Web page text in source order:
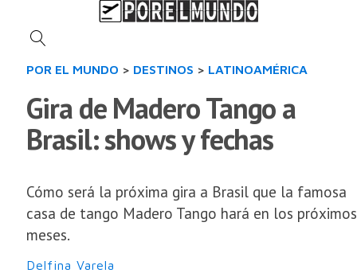
POR EL MUNDO > DESTINOS > LATINOAMÉRICA
Gira de Madero Tango a
Brasil: shows y fechas
Cómo será la próxima gira a Brasil que la famosa
casa de tango Madero Tango hará en los próximos
meses.
Delfina Varela